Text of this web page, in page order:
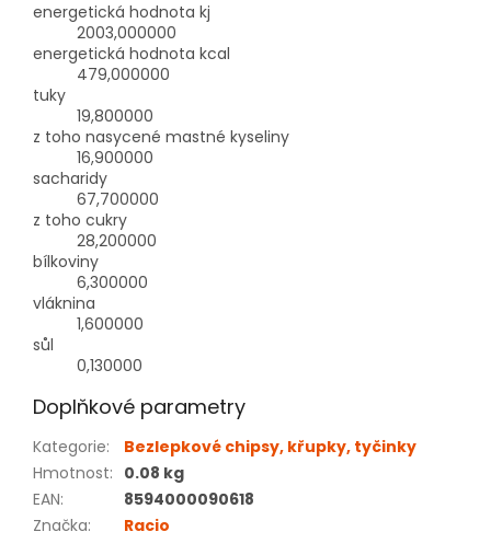
energetická hodnota kj
2003,000000
energetická hodnota kcal
479,000000
tuky
19,800000
z toho nasycené mastné kyseliny
16,900000
sacharidy
67,700000
z toho cukry
28,200000
bílkoviny
6,300000
vláknina
1,600000
sůl
0,130000
Doplňkové parametry
Kategorie:
Bezlepkové chipsy, křupky, tyčinky
Hmotnost: 0.08 kg
EAN:
8594000090618
Značka: Racio